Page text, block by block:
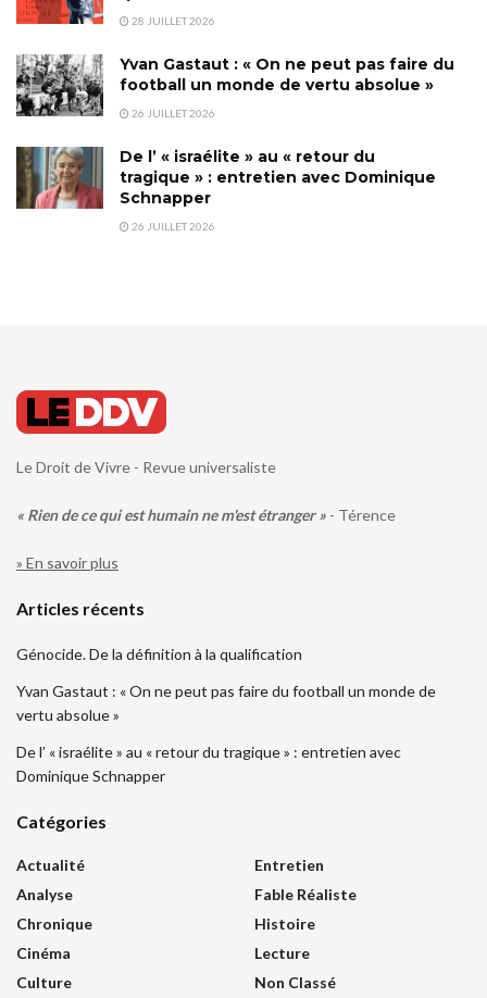
28 JUILLET 2026
Yvan Gastaut : « On ne peut pas faire du
football un monde de vertu absolue »
26 JUILLET 2026
De l’ « israélite » au « retour du
tragique » : entretien avec Dominique
Schnapper
26 JUILLET 2026
Le Droit de Vivre - Revue universaliste
« Rien de ce qui est humain ne m'est étranger » - Térence
» En savoir plus
Articles récents
Génocide. De la définition à la qualification
Yvan Gastaut : « On ne peut pas faire du football un monde de
vertu absolue »
De l’ « israélite » au « retour du tragique » : entretien avec
Dominique Schnapper
Catégories
Actualité
Analyse
Chronique
Cinéma
Culture
Entretien
Fable Réaliste
Histoire
Lecture
Non Classé